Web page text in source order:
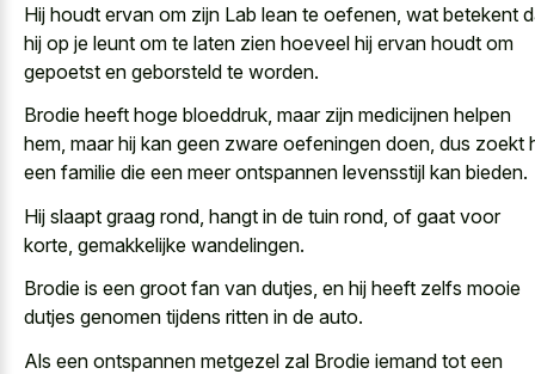
Hij houdt ervan om zijn Lab lean te oefenen, wat betekent
hij op je leunt om te laten zien hoeveel hij ervan houdt om
gepoetst en geborsteld te worden.
Brodie heeft hoge bloeddruk, maar zijn medicijnen helpen
hem, maar hij kan geen zware oefeningen doen, dus zoekt
een familie die een meer ontspannen levensstijl kan bieden.
Hij slaapt graag rond, hangt in de tuin rond, of gaat voor
korte, gemakkelijke wandelingen.
Brodie is een groot fan van dutjes, en hij heeft zelfs mooie
dutjes genomen tijdens ritten in de auto.
Als een ontspannen metgezel zal Brodie iemand tot een